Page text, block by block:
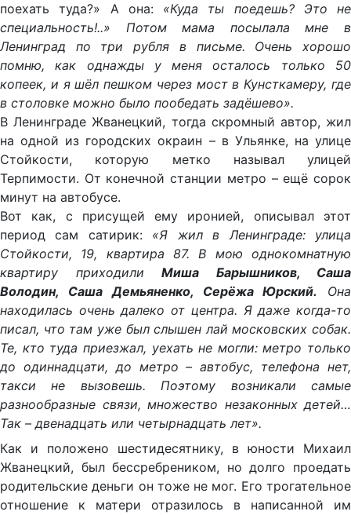
поехать туда?» А она: «Куда ты поедешь? Это не
специальность!..» Потом мама посылала мне в
Ленинград по три рубля в письме. Очень хорошо
помню, как однажды у меня осталось только 50
копеек, и я шёл пешком через мост в Кунсткамеру, где
в столовке можно было пообедать задёшево».
В Ленинграде Жванецкий, тогда скромный автор, жил
на одной из городских окраин – в Ульянке, на улице
Стойкости, которую метко называл улицей
Терпимости. От конечной станции метро – ещё сорок
минут на автобусе.
Вот как, с присущей ему иронией, описывал этот
период сам сатирик: «Я жил в Ленинграде: улица
Стойкости, 19, квартира 87. В мою однокомнатную
квартиру приходили Миша Барышников, Саша
Володин, Саша
Демьяненко, Серёжа Юрский.
Она
находилась очень далеко от центра. Я даже когда-то
писал, что там уже был слышен лай московских собак.
Те, кто туда приезжал, уехать не могли: метро только
до одиннадцати, до метро – автобус, телефона нет,
такси не вызовешь. Поэтому возникали самые
разнообразные связи, множество незаконных детей…
Так – двенадцать или четырнадцать лет».
Как и положено шестидесятнику, в юности Михаил
Жванецкий, был бессребреником, но долго проедать
родительские деньги он тоже не мог. Его трогательное
отношение к матери отразилось в написанной им